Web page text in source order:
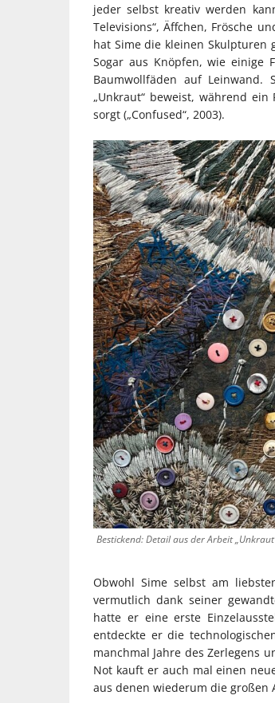
jeder selbst kreativ werden
Televisions“, Äffchen, Frösche
hat Sime die kleinen Skulpturen
Sogar aus Knöpfen, wie einige
Baumwollfäden auf
„Unkraut“ beweist, während
sorgt („Confused“, 2003).
Bestickend: Detail aus der Arbeit
Obwohl Sime selbst am
vermutlich dank seiner
hatte er eine erste
entdeckte er die
manchmal Jahre des Zerlegens
Not kauft er auch mal einen
aus denen wiederum die großen